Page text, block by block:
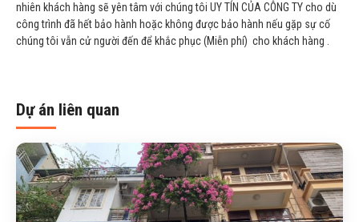
nhiên khách hàng sẽ yên tâm với chúng tôi UY TÍN CỦA CÔNG TY cho dù
công trình đã hết bảo hành hoặc không được bảo hành nếu gặp sự cố
chúng tôi vẫn cử người đến để khắc phục (Miễn phí) cho khách hàng .
Dự án liên quan